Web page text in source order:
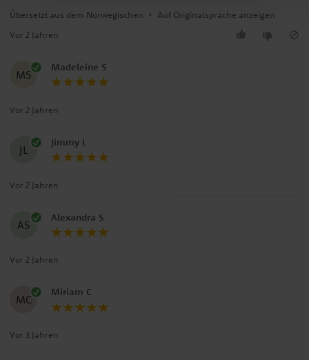
Übersetzt aus dem Norwegischen •
Auf Originalsprache anzeigen
Vor 2 Jahren
MS
Madeleine S
Vor 2 Jahren
JL
Jimmy L
Vor 2 Jahren
AS
Alexandra S
Vor 2 Jahren
MC
Miriam C
Vor 3 Jahren